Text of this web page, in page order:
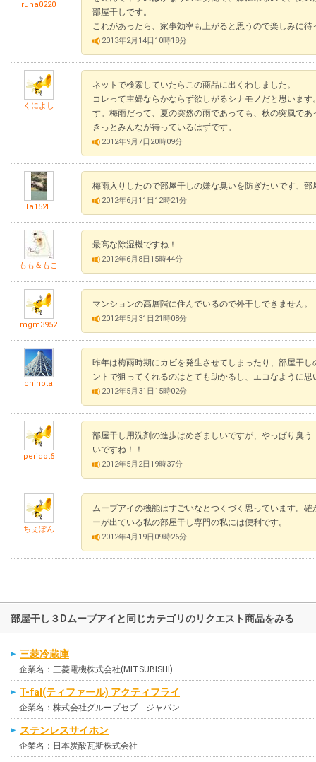
runa0220
部屋干しです。
これがあったら、家事効率も上がると思うので楽しみに待
2013年2月14日10時18分
くによし
ネットで検索していたらこの商品に出くわしました。
コレって主婦ならかならず欲しがるシナモノだと思いま
す。梅雨だって、夏の突然の雨であっても、秋の突風で
きっとみんなが待っているはずです。
2012年9月7日20時09分
Ta152H
梅雨入りしたので部屋干しの嫌な臭いを防ぎたいです、
2012年6月11日12時21分
もも＆もこ
最高な除湿機ですね！
2012年6月8日15時44分
mgm3952
マンションの高層階に住んでいるので外干しできません。
2012年5月31日21時08分
chinota
昨年は梅雨時期にカビを発生させてしまったり、部屋干
ントで狙ってくれるのはとても助かるし、エコなように思
2012年5月31日15時02分
peridot6
部屋干し用洗剤の進歩はめざましいですが、やっぱり臭
いですね！！
2012年5月2日19時37分
ちぇぽん
ムーブアイの機能はすごいなとつくづく思っています。
ーが出ている私の部屋干し専門の私には便利です。
2012年4月19日09時26分
部屋干し３Dムーブアイと同じカテゴリのリクエスト商品をみる
三菱冷蔵庫
企業名：三菱電機株式会社(MITSUBISHI)
T-fal(ティファール) アクティフライ
企業名：株式会社グループセブ ジャパン
ステンレスサイホン
企業名：日本炭酸瓦斯株式会社